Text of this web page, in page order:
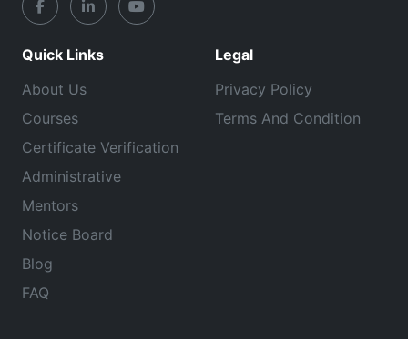
Quick Links
About Us
Courses
Certificate Verification
Administrative
Mentors
Notice Board
Blog
FAQ
Legal
Privacy Policy
Terms And Condition